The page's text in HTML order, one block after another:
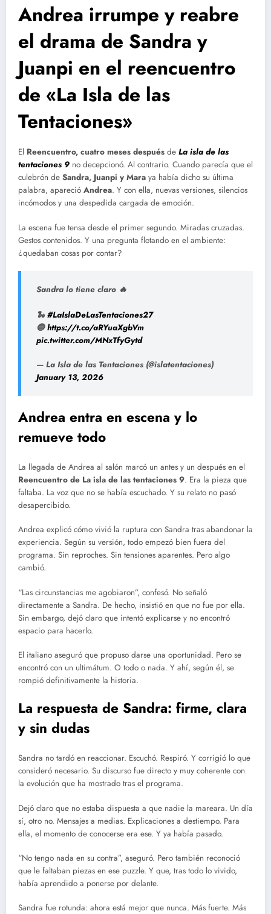
Andrea irrumpe y reabre
el drama de Sandra y
Juanpi en el reencuentro
de «La Isla de las
Tentaciones»
El Reencuentro, cuatro meses después de La isla de las
tentaciones 9 no decepcionó. Al contrario. Cuando parecía que el
culebrón de Sandra, Juanpi y Mara ya había dicho su última
palabra, apareció Andrea. Y con ella, nuevas versiones, silencios
incómodos y una despedida cargada de emoción.
La escena fue tensa desde el primer segundo. Miradas cruzadas.
Gestos contenidos. Y una pregunta flotando en el ambiente:
¿quedaban cosas por contar?
Sandra lo tiene claro 🔥
🐍#LaIslaDeLasTentaciones27
🔵https://t.co/aRYuaXgbVm
pic.twitter.com/MNxTfyGytd
— La Isla de las Tentaciones (@islatentaciones)
January 13, 2026
Andrea entra en escena y lo
remueve todo
La llegada de Andrea al salón marcó un antes y un después en el
Reencuentro de La isla de las tentaciones 9. Era la pieza que
faltaba. La voz que no se había escuchado. Y su relato no pasó
desapercibido.
Andrea explicó cómo vivió la ruptura con Sandra tras abandonar la
experiencia. Según su versión, todo empezó bien fuera del
programa. Sin reproches. Sin tensiones aparentes. Pero algo
cambió.
“Las circunstancias me agobiaron”, confesó. No señaló
directamente a Sandra. De hecho, insistió en que no fue por ella.
Sin embargo, dejó claro que intentó explicarse y no encontró
espacio para hacerlo.
El italiano aseguró que propuso darse una oportunidad. Pero se
encontró con un ultimátum. O todo o nada. Y ahí, según él, se
rompió definitivamente la historia.
La respuesta de Sandra: firme, clara
y sin dudas
Sandra no tardó en reaccionar. Escuchó. Respiró. Y corrigió lo que
consideró necesario. Su discurso fue directo y muy coherente con
la evolución que ha mostrado tras el programa.
Dejó claro que no estaba dispuesta a que nadie la mareara. Un día
sí, otro no. Mensajes a medias. Explicaciones a destiempo. Para
ella, el momento de conocerse era ese. Y ya había pasado.
“No tengo nada en su contra”, aseguró. Pero también reconoció
que le faltaban piezas en ese puzzle. Y que, tras todo lo vivido,
había aprendido a ponerse por delante.
Sandra fue rotunda: ahora está mejor que nunca. Más fuerte. Más